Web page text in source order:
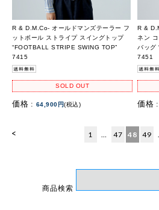
R & D.M.Co- オールドマンズテーラー フ
ットボール ストライプ スイングトップ
“FOOTBALL STRIPE SWING TOP”
7415
SOLD OUT
価格 : 64,900円(税込)
R &
ネン
バッグ
7451
価格 :
< 1 … 47 48 49
商品検索